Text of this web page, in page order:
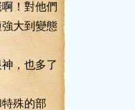
！對他們
大到變態
，也多了
殊的部